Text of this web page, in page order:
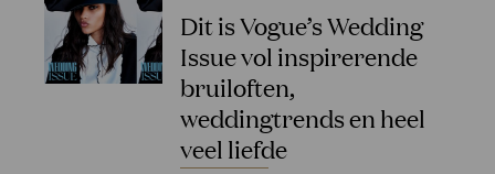
Dit is Vogue’s Wedding
Issue vol inspirerende
bruiloften,
weddingtrends en heel
veel liefde